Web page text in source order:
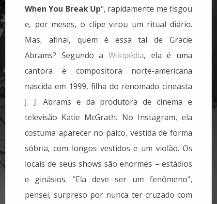
When You Break Up", rapidamente me fisgou
e, por meses, o clipe virou um ritual diário.
Mas, afinal, quem é essa tal de Gracie
Abrams? Segundo a Wikipédia, ela é uma
cantora e compositora norte-americana
nascida em 1999, filha do renomado cineasta
J. J. Abrams e da produtora de cinema e
televisão Katie McGrath. No Instagram, ela
costuma aparecer no palco, vestida de forma
sóbria, com longos vestidos e um violão. Os
locais de seus shows são enormes – estádios
e ginásios. "Ela deve ser um fenômeno",
pensei, surpreso por nunca ter cruzado com